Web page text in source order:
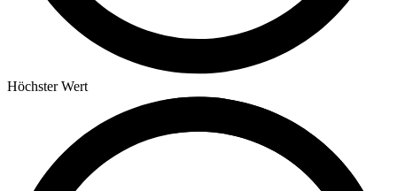
Höchster Wert